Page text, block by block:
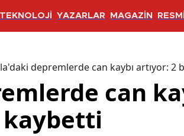
TEKNOLOJİ YAZARLAR MAGAZİN
depremlerde can kaybı artıyor: 2
can
kaybetti